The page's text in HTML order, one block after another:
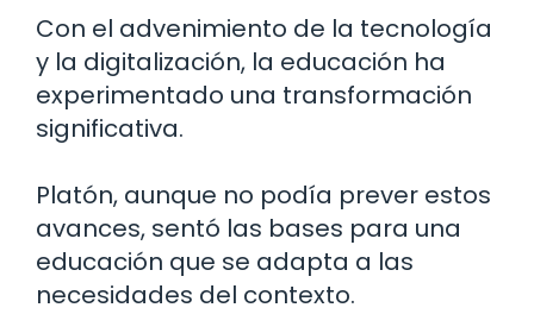
Con el advenimiento de la tecnología
y la digitalización, la educación ha
experimentado una transformación
significativa.
Platón, aunque no podía prever estos
avances, sentó las bases para una
educación que se adapta a las
necesidades del contexto.